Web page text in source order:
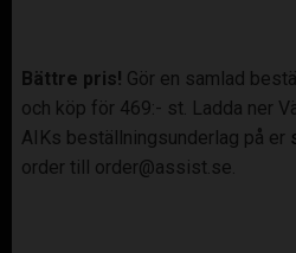
Bättre pris! Gör en samlad
och köp för 469:- st. Ladda ner
AIKs beställningsunderlag på er
order till order@assist.se.